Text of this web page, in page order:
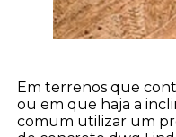
Em terrenos que
ou em que haja a
comum utilizar um